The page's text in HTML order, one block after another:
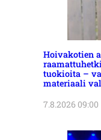
Hoivakotien
tuokioita –
materiaali
7.8.2026 09:00